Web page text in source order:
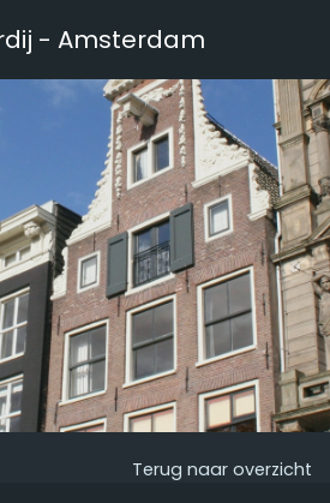
Terug naar overzicht